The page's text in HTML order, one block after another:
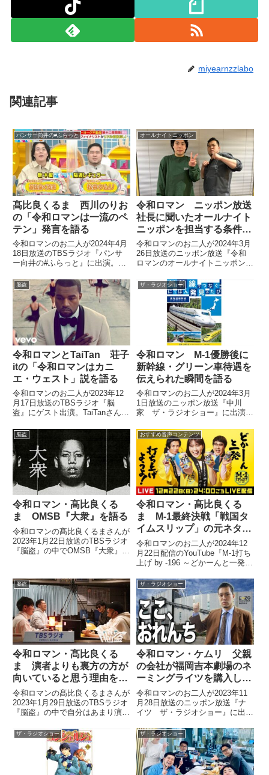
miyearnzzlabo
関連記事
パンサー向井の#ふらっと
髙比良くるま 西川のりお
の「令和ロマンは一流のペ
テン」発言を語る
令和ロマンのお二人が2024年4月
18日放送のTBSラジオ『パンサ
ー向井の#ふらっと』に出演。西
マンは一流のペテン。騙される
な」と言っていたことについて話
していました。
オールナイトニッポン
令和ロマン ニッポン放送
社長に聞いたオールナイト
ニッポンを担当する条件を
語る
令和ロマンのお二人が2024年3月
26日放送のニッポン放送『令和
ロマンのオールナイトニッポン』
直接聞いた「オールナイトニッポ
ンを担当するための条件」につい
て話していました。
脳盗
令和ロマンとTaiTan 荘子
itの「令和ロマンはカニ
エ・ウェスト」説を語る
令和ロマンのお二人が2023年12
月17日放送のTBSラジオ『脳
盗』にゲスト出演。TaiTanさんと
ていた「令和ロマンはお笑い界の
カニエ・ウェスト」説について話
していました。
ザ・ラジオショー
令和ロマン M-1優勝後に
新幹線・グリーン車待遇を
伝えられた瞬間を語る
令和ロマンのお二人が2024年3月
1日放送のニッポン放送『中川
家 ザ・ラジオショー』に出演。
移動待遇となることを伝えられた
瞬間を話していました。
脳盗
令和ロマン・髙比良くる
ま OMSB『大衆』を語る
令和ロマンの髙比良くるまさんが
2023年1月22日放送のTBSラジオ
『脳盗』の中でOMSB『大衆』を
おすすめ音声コンテンツ
令和ロマン・髙比良くる
ま M-1最終決戦「戦国タ
イムスリップ」の元ネタを
語る
令和ロマンのお二人が2024年12
月22日配信のYouTube『M-1打ち
上げ by -196 ～どかーんと一発打
決戦で披露した戦国時代タイムス
リップネタについて話す中で、ネ
タの中に盛り込まれた様々な映画
やドラマの要素を話していまし
た。
脳盗
令和ロマン・髙比良くる
ま 演者よりも裏方の方が
向いていると思う理由を語
る
令和ロマンの髙比良くるまさんが
2023年1月29日放送のTBSラジオ
『脳盗』の中で自分はあまり演者
についてトーク。プロデューサー
的な裏方の仕事の方が自分が生き
ると話していました。
ザ・ラジオショー
令和ロマン・ケムリ 父親
の会社が福岡吉本劇場のネ
ーミングライツを購入した
話
令和ロマンのお二人が2023年11
月28日放送のニッポン放送『ナ
イツ ザ・ラジオショー』に出
を務める会社が福岡の吉本劇場の
ネーミングライツを購入し、令和
ロマンが劇場出番を多くもらう状
態が続いていたことを話していま
した。
ザ・ラジオショー ザ・ラジオショー